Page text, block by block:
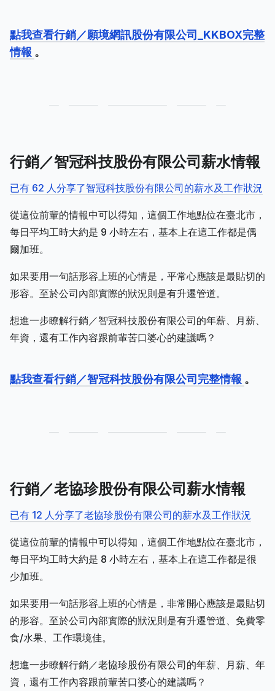
點我查看行銷／願境網訊股份有限公司_KKBOX完整
情報 。
行銷／智冠科技股份有限公司薪水情報
已有 62 人分享了智冠科技股份有限公司的薪水及工作狀況
從這位前輩的情報中可以得知，這個工作地點位在臺北市，
每日平均工時大約是 9 小時左右，基本上在這工作都是偶
爾加班。
如果要用一句話形容上班的心情是，平常心應該是最貼切的
形容。至於公司內部實際的狀況則是有升遷管道。
想進一步瞭解行銷／智冠科技股份有限公司的年薪、月薪、
年資，還有工作內容跟前輩苦口婆心的建議嗎？
點我查看行銷／智冠科技股份有限公司完整情報 。
行銷／老協珍股份有限公司薪水情報
已有 12 人分享了老協珍股份有限公司的薪水及工作狀況
從這位前輩的情報中可以得知，這個工作地點位在臺北市，
每日平均工時大約是 8 小時左右，基本上在這工作都是很
少加班。
如果要用一句話形容上班的心情是，非常開心應該是最貼切
的形容。至於公司內部實際的狀況則是有升遷管道、免費零
食/水果、工作環境佳。
想進一步瞭解行銷／老協珍股份有限公司的年薪、月薪、年
資，還有工作內容跟前輩苦口婆心的建議嗎？